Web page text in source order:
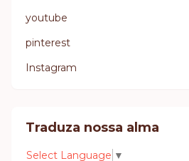
youtube
pinterest
Instagram
Traduza nossa alma
Select Language ▼